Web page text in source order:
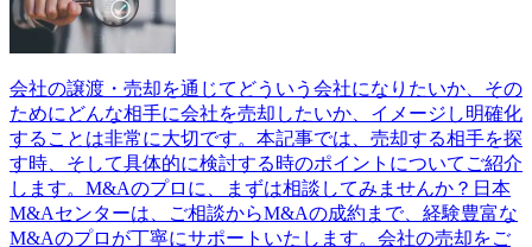
会社の譲渡・売却を通じてどういう会社になりたいか、その
ためにどんな相手に会社を売却したいか、イメージし明確化
することは非常に大切です。本記事では、売却する相手を探
す時、そして具体的に検討する時のポイントについてご紹介
します。M&Aのプロに、まずは相談してみませんか？日本
M&Aセンターは、ご相談からM&Aの成約まで、経験豊富な
M&Aのプロが丁寧にサポートいたします。会社の売却をご